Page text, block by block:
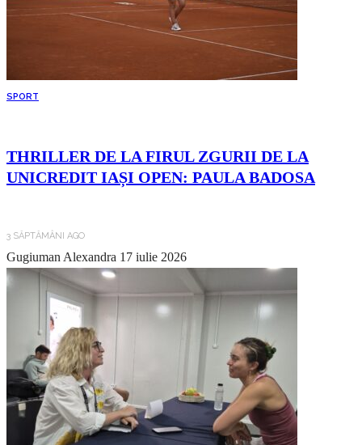
SPORT
THRILLER DE LA FIRUL ZGURII DE LA
UNICREDIT IAȘI OPEN: PAULA BADOSA
3 SĂPTĂMÂNI AGO
Gugiuman Alexandra 17 iulie 2026